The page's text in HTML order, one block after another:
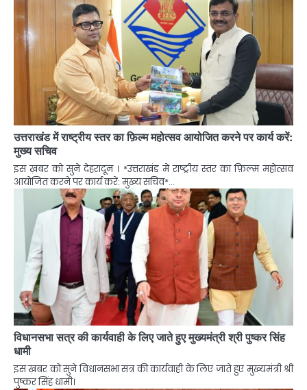
उत्तराखंड में राष्ट्रीय स्तर का फ़िल्म महोत्सव आयोजित करने पर कार्य करें:
मुख्य सचिव
इस ख़बर को सुने देहरादून । *उत्तराखंड में राष्ट्रीय स्तर का फ़िल्म महोत्सव
आयोजित करने पर कार्य करें: मुख्य सचिव*…
विधानसभा सत्र की कार्यवाही के लिए जाते हुए मुख्यमंत्री श्री पुष्कर सिंह
धामी
इस ख़बर को सुने विधानसभा सत्र की कार्यवाही के लिए जाते हुए मुख्यमंत्री श्री
पुष्कर सिंह धामी।